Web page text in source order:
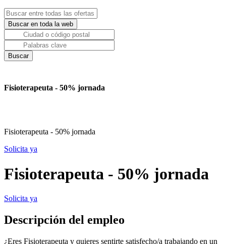
Fisioterapeuta - 50% jornada
Fisioterapeuta - 50% jornada
Solicita ya
Fisioterapeuta - 50% jornada
Solicita ya
Descripción del empleo
¿Eres Fisioterapeuta y quieres sentirte satisfecho/a trabajando en un